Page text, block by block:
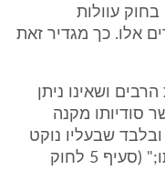
עוולות
אלו. כך מגדיר זאת
ושאינו ניתן
סודיותו מקנה
שבעליו נוקט
אמצעים סבירים לשמור על סודיותו;" (סעיף 5 לחוק